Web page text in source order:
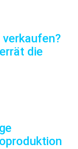
verkaufen?
die